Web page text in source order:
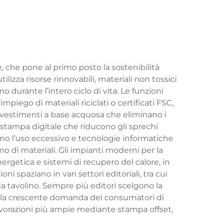
che pone al primo posto la sostenibilità
risorse rinnovabili, materiali non tossici
durante l’intero ciclo di vita. Le funzioni
di materiali riciclati o certificati FSC,
a base acquosa che eliminano i
digitale che riducono gli sprechi
l’uso eccessivo e tecnologie informatiche
di materiali. Gli impianti moderni per la
e sistemi di recupero del calore, in
spaziano in vari settori editoriali, tra cui
tavolino. Sempre più editori scelgono la
crescente domanda dei consumatori di
più ampie mediante stampa offset,